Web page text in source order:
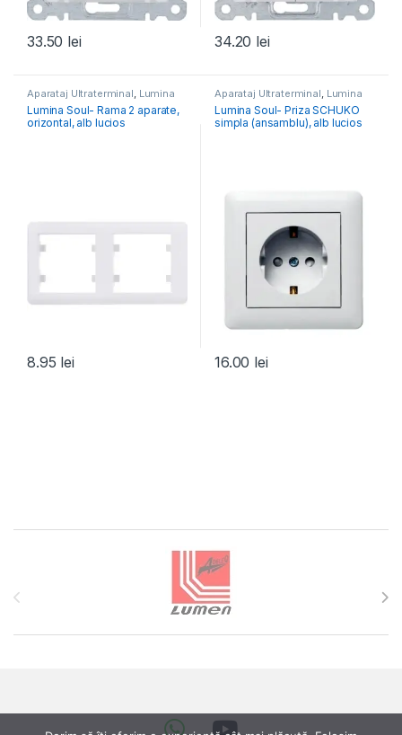
33.50 lei 34.20 lei
Aparataj Ultraterminal, Lumina
Lumina Soul- Rama 2 aparate,
orizontal, alb lucios
8.95 lei
Aparataj Ultraterminal, Lumina
Lumina Soul- Priza SCHUKO
simpla (ansamblu), alb lucios
16.00 lei